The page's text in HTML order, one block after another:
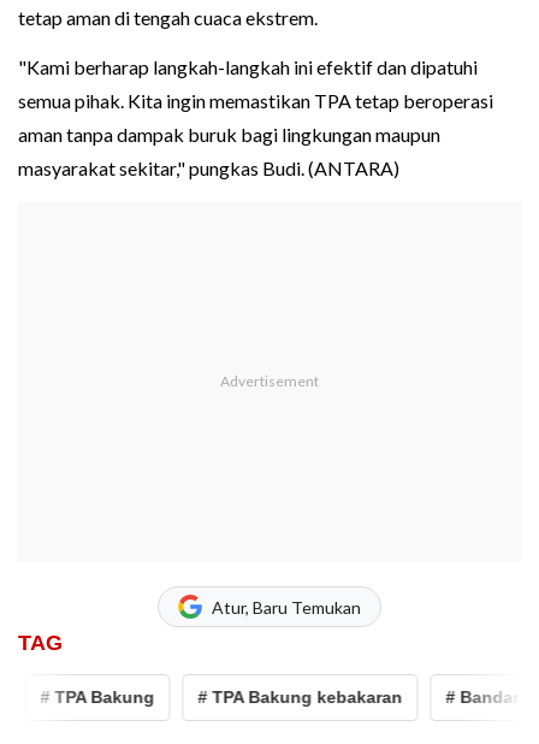
tetap aman di tengah cuaca ekstrem.
"Kami berharap langkah-langkah ini efektif dan dipatuhi
semua pihak. Kita ingin memastikan TPA tetap beroperasi
aman tanpa dampak buruk bagi lingkungan maupun
masyarakat sekitar," pungkas Budi. (ANTARA)
Atur, Baru Temukan
TAG
# TPA Bakung # TPA Bakung kebakaran # Bandar